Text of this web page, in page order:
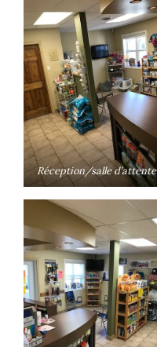
Réception/salle d’attente